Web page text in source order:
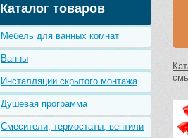
Каталог товаров
Мебель для ванных комнат
Ванны
Инсталляции скрытого монтажа
Душевая программа
Смесители, термостаты, вентили